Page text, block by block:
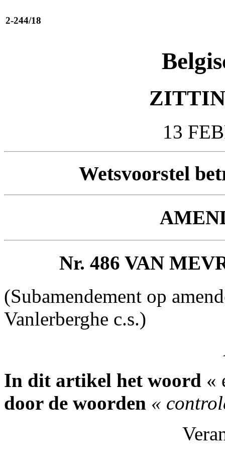
2-244/18
13
Wetsvoorstel
Nr. 486 VAN
(Subamendement op
Vanlerberghe c.s.)
In dit artikel het woord «
door de woorden «